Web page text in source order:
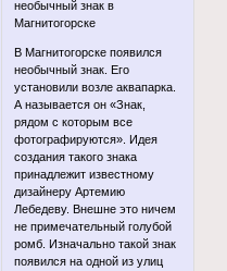
необычный знак в
Магнитогорске
В Магнитогорске появился
необычный знак. Его
установили возле аквапарка.
А называется он «Знак,
рядом с которым все
фотографируются». Идея
создания такого знака
принадлежит известному
дизайнеру Артемию
Лебедеву. Внешне это ничем
не примечательный голубой
ромб. Изначально такой знак
появился на одной из улиц